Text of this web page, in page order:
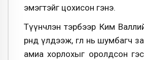
эмэгтэйг цохисон гэнэ.
Түүнчлэн тэрбээр Ким
өрөөнд үлдээж, өглөө нь
амиа хорлохыг оролдсон